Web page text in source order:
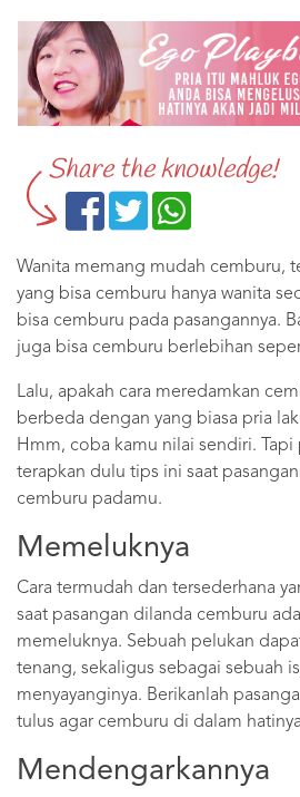
Share the knowledge!
Wanita memang mudah cemburu,
yang bisa cemburu hanya wanita
bisa cemburu pada pasangannya.
juga bisa cemburu berlebihan
Lalu, apakah cara meredamkan
berbeda dengan yang biasa pria
Hmm, coba kamu nilai sendiri. Tapi
terapkan dulu tips ini saat
cemburu padamu.
Memeluknya
Cara termudah dan tersederhana
saat pasangan dilanda cemburu
memeluknya. Sebuah pelukan
tenang, sekaligus sebagai sebuah
menyayanginya. Berikanlah
tulus agar cemburu di dalam
Mendengarkannya